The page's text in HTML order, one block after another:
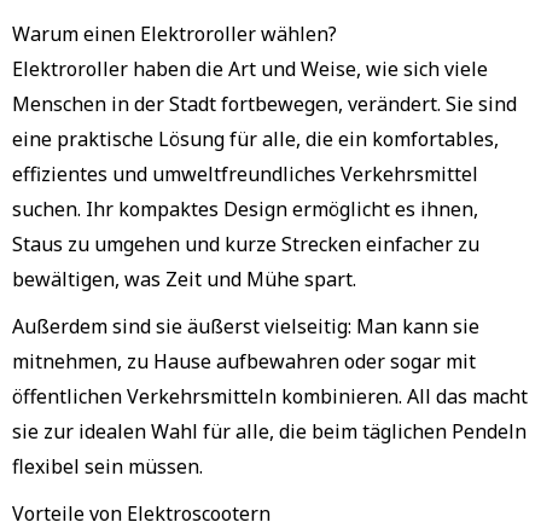
Warum einen Elektroroller wählen?
Elektroroller haben die Art und Weise, wie sich viele
Menschen in der Stadt fortbewegen, verändert. Sie sind
eine praktische Lösung für alle, die ein komfortables,
effizientes und umweltfreundliches Verkehrsmittel
suchen. Ihr kompaktes Design ermöglicht es ihnen,
Staus zu umgehen und kurze Strecken einfacher zu
bewältigen, was Zeit und Mühe spart.
Außerdem sind sie äußerst vielseitig: Man kann sie
mitnehmen, zu Hause aufbewahren oder sogar mit
öffentlichen Verkehrsmitteln kombinieren. All das macht
sie zur idealen Wahl für alle, die beim täglichen Pendeln
flexibel sein müssen.
Vorteile von Elektroscootern